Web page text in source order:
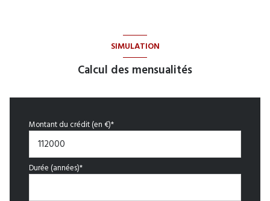
SIMULATION
Calcul des mensualités
Montant du crédit (en €)*
Durée (années)*